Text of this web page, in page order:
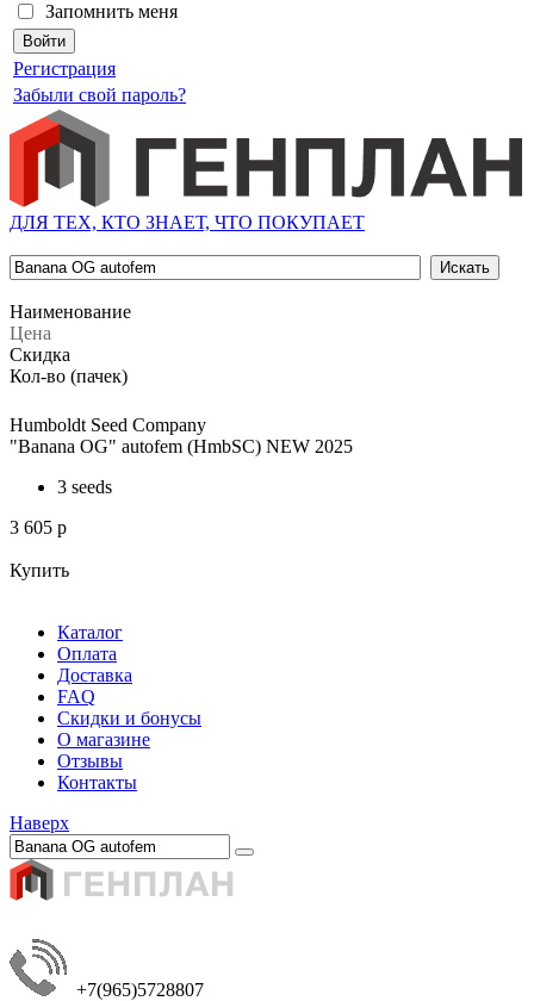
Запомнить меня
Регистрация
Забыли свой пароль?
ДЛЯ ТЕХ, КТО ЗНАЕТ, ЧТО ПОКУПАЕТ
Наименование
Цена
Скидка
Кол-во (пачек)
Humboldt Seed Company
"Banana OG" autofem (HmbSC) NEW 2025
3 seeds
3 605 p
Купить
Каталог
Оплата
Доставка
FAQ
Скидки и бонусы
О магазине
Отзывы
Контакты
Наверх
+7(965)5728807